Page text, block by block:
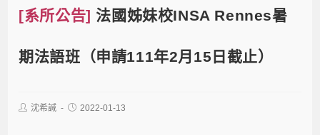
[系所公告] 法國姊妹校INSA Rennes暑
期法語班（申請111年2月15日截止）
沈希諴 2022-01-13